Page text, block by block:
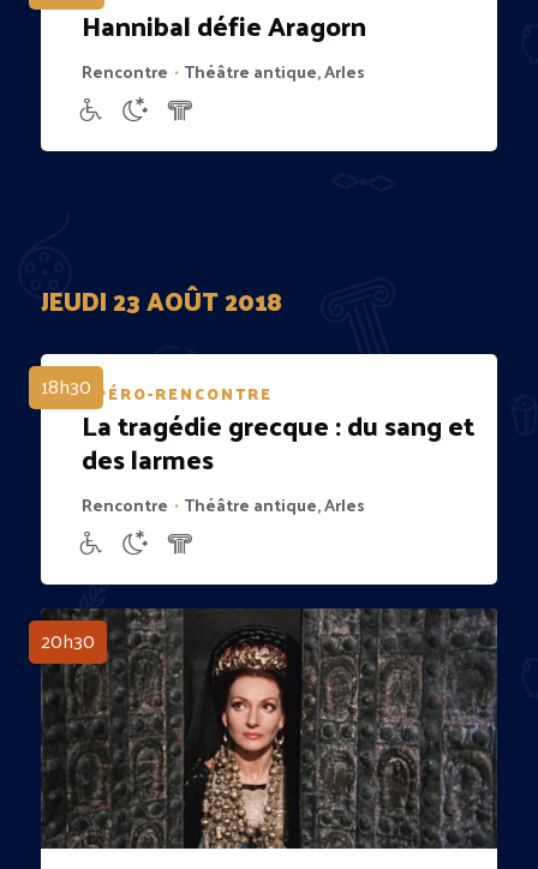
Hannibal défie Aragorn
Rencontre • Théâtre antique, Arles
JEUDI 23 AOÛT 2018
18h30APÉRO-RENCONTRE
La tragédie grecque : du sang et
des larmes
Rencontre • Théâtre antique, Arles
20h30